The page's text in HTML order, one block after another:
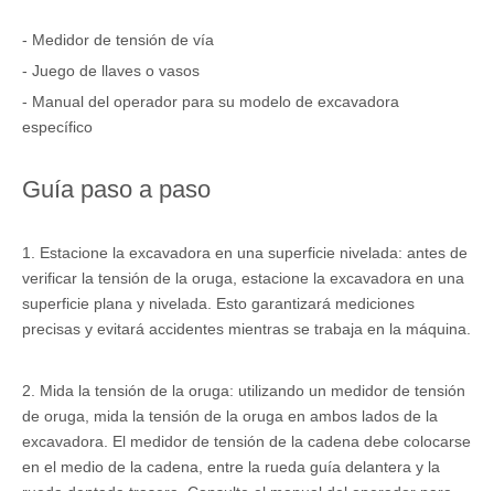
- Medidor de tensión de vía
- Juego de llaves o vasos
- Manual del operador para su modelo de excavadora
específico
Guía paso a paso
1. Estacione la excavadora en una superficie nivelada: antes de
verificar la tensión de la oruga, estacione la excavadora en una
superficie plana y nivelada. Esto garantizará mediciones
precisas y evitará accidentes mientras se trabaja en la máquina.
2. Mida la tensión de la oruga: utilizando un medidor de tensión
de oruga, mida la tensión de la oruga en ambos lados de la
excavadora. El medidor de tensión de la cadena debe colocarse
en el medio de la cadena, entre la rueda guía delantera y la